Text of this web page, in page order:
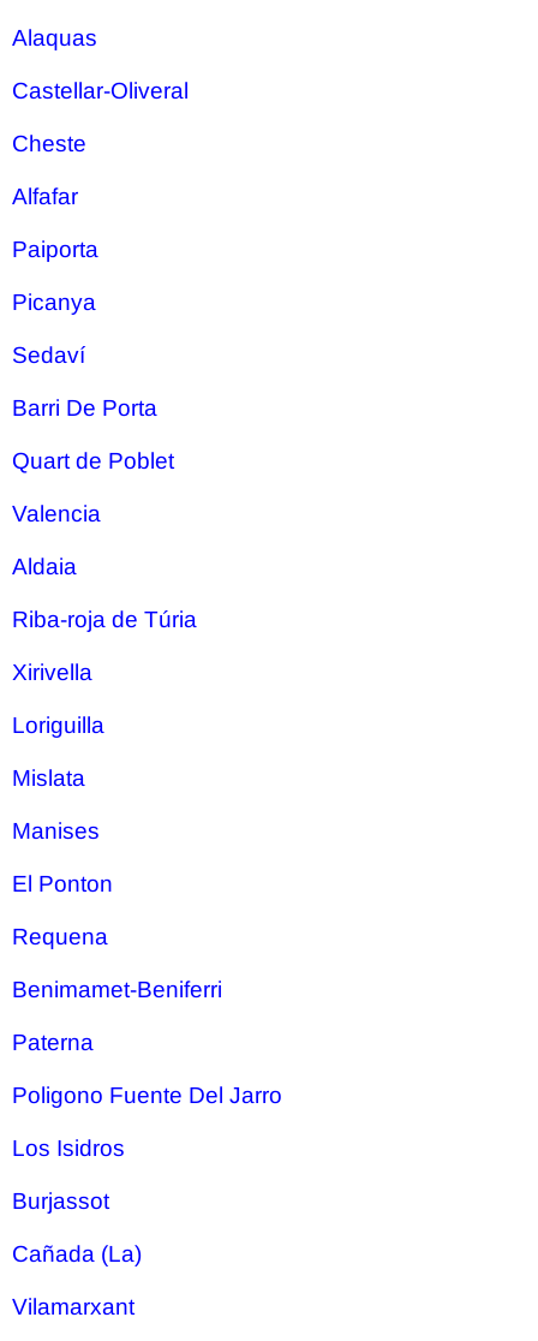
Alaquas
Castellar-Oliveral
Cheste
Alfafar
Paiporta
Picanya
Sedaví
Barri De Porta
Quart de Poblet
Valencia
Aldaia
Riba-roja de Túria
Xirivella
Loriguilla
Mislata
Manises
El Ponton
Requena
Benimamet-Beniferri
Paterna
Poligono Fuente Del Jarro
Los Isidros
Burjassot
Cañada (La)
Vilamarxant